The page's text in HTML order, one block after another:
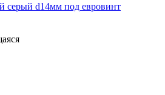
серый d14мм под евровинт